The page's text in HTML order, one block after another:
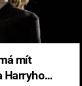
mít
Harryho